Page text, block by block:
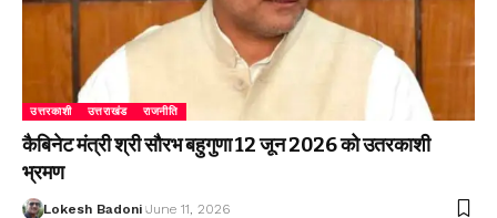
उत्तरकाशी उत्तराखंड राजनीति
कैबिनेट मंत्री श्री सौरभ बहुगुणा 12 जून 2026 को उतरकाशी
भ्रमण
Lokesh Badoni June 11, 2026